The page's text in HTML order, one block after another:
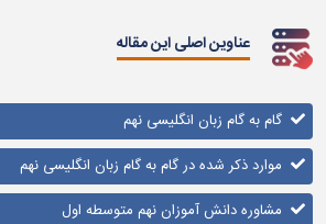
عناوین اصلی این مقاله
گام به گام زبان انگلیسی ​نهم
موارد ذکر شده در گام به گام زبان انگلیسی ​نهم
مشاوره دانش آموزان نهم متوسطه اول